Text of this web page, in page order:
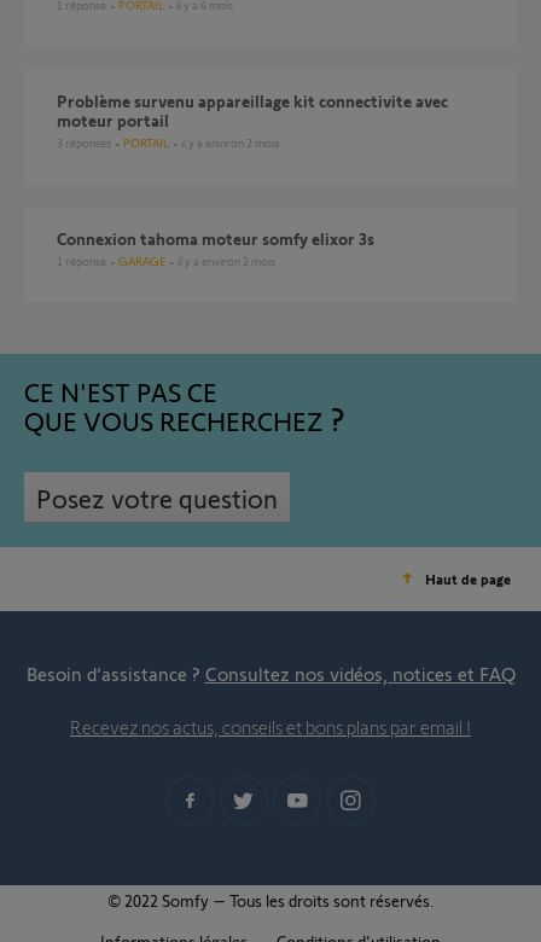
1 réponse PORTAIL il y a 4 mois
problème survenu appareillage kit connectivite avec
moteur portail
3 réponses PORTAIL il y a environ 2 mois
Connexion tahoma moteur somfy elixor 3s
1 réponse GARAGE il y a environ 2 mois
CE N'EST PAS CE
QUE VOUS RECHERCHEZ
Posez votre question
Haut de page
Besoin d’assistance ? Consultez nos vidéos, notices et FAQ
Recevez nos actus, conseils et bons plans par email !
© 2022 Somfy – Tous les droits sont réservés.